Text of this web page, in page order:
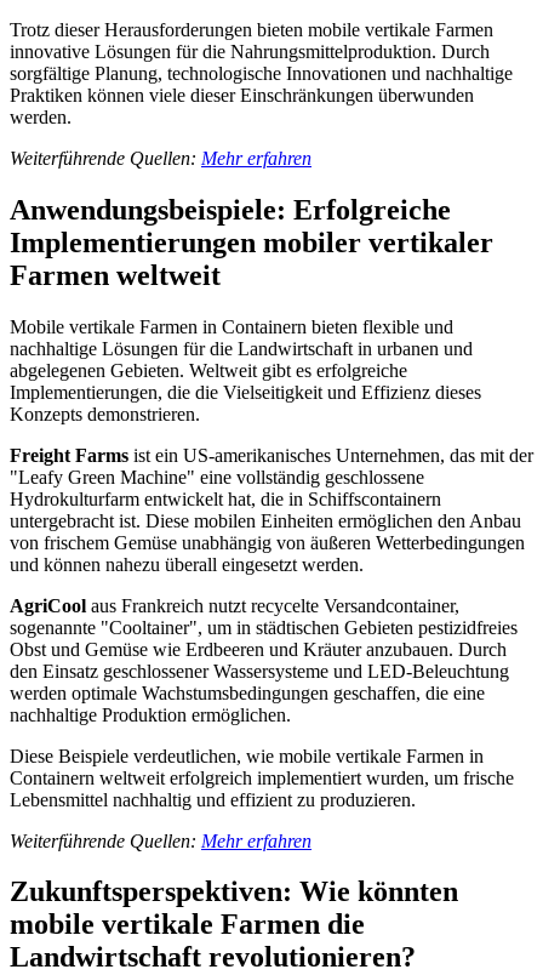
Trotz dieser Herausforderungen bieten mobile vertikale Farmen
innovative Lösungen für die Nahrungsmittelproduktion. Durch
sorgfältige Planung, technologische Innovationen und nachhaltige
Praktiken können viele dieser Einschränkungen überwunden
werden.
Weiterführende Quellen: Mehr erfahren
Anwendungsbeispiele: Erfolgreiche
Implementierungen mobiler vertikaler
Farmen weltweit
Mobile vertikale Farmen in Containern bieten flexible und
nachhaltige Lösungen für die Landwirtschaft in urbanen und
abgelegenen Gebieten. Weltweit gibt es erfolgreiche
Implementierungen, die die Vielseitigkeit und Effizienz dieses
Konzepts demonstrieren.
Freight Farms ist ein US-amerikanisches Unternehmen, das mit der
"Leafy Green Machine" eine vollständig geschlossene
Hydrokulturfarm entwickelt hat, die in Schiffscontainern
untergebracht ist. Diese mobilen Einheiten ermöglichen den Anbau
von frischem Gemüse unabhängig von äußeren Wetterbedingungen
und können nahezu überall eingesetzt werden.
AgriCool aus Frankreich nutzt recycelte Versandcontainer,
sogenannte "Cooltainer", um in städtischen Gebieten pestizidfreies
Obst und Gemüse wie Erdbeeren und Kräuter anzubauen. Durch
den Einsatz geschlossener Wassersysteme und LED-Beleuchtung
werden optimale Wachstumsbedingungen geschaffen, die eine
nachhaltige Produktion ermöglichen.
Diese Beispiele verdeutlichen, wie mobile vertikale Farmen in
Containern weltweit erfolgreich implementiert wurden, um frische
Lebensmittel nachhaltig und effizient zu produzieren.
Weiterführende Quellen: Mehr erfahren
Zukunftsperspektiven: Wie könnten
mobile vertikale Farmen die
Landwirtschaft revolutionieren?